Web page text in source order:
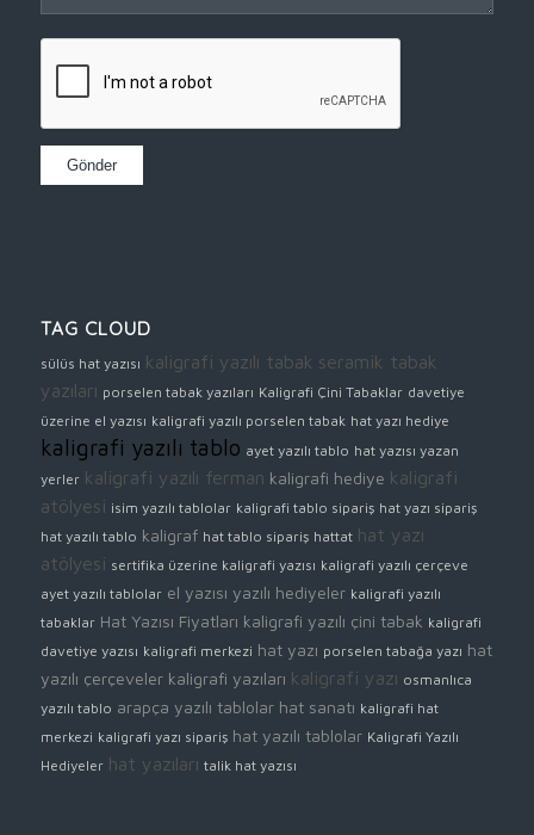
TAG CLOUD
sülüs hat yazısı kaligrafi yazılı tabak seramik tabak
yazıları porselen tabak yazıları Kaligrafi Çini Tabaklar davetiye
üzerine el yazısı kaligrafi yazılı porselen tabak hat yazı hediye
kaligrafi yazılı tablo ayet yazılı tablo hat yazısı yazan
yerler kaligrafi yazılı ferman kaligrafi hediye kaligrafi
atölyesi isim yazılı tablolar kaligrafi tablo sipariş hat yazı sipariş
hat yazılı tablo kaligraf hat tablo sipariş hattat hat yazı
atölyesi sertifika üzerine kaligrafi yazısı kaligrafi yazılı çerçeve
ayet yazılı tablolar el yazısı yazılı hediyeler kaligrafi yazılı
tabaklar Hat Yazısı Fiyatları kaligrafi yazılı çini tabak kaligrafi
davetiye yazısı kaligrafi merkezi hat yazı porselen tabağa yazı hat
yazılı çerçeveler kaligrafi yazıları kaligrafi yazı osmanlıca
yazılı tablo arapça yazılı tablolar hat sanatı kaligrafi hat
merkezi kaligrafi yazı sipariş hat yazılı tablolar Kaligrafi Yazılı
Hediyeler hat yazıları talik hat yazısı